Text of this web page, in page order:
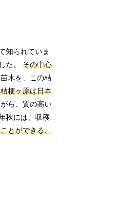
知られていま
た。 その中心
木を、この桔
梗ヶ原は日本
ら、質の高い
秋には、収穫
とができる、